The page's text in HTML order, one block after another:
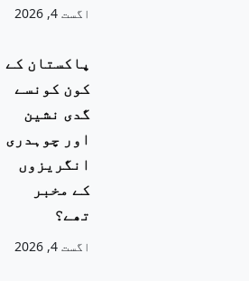
اگست 4, 2026
پاکستان کے
کون کونسے
گدی نشین
اور چوہدری
انگریزوں
کے مخبر
تھے؟
اگست 4, 2026